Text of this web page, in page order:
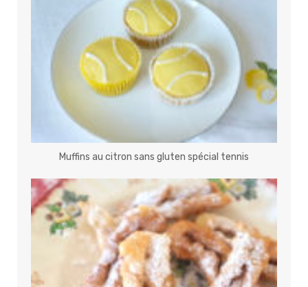
Muffins au citron sans gluten spécial tennis